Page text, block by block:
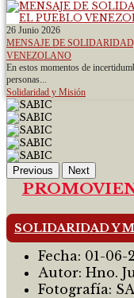
26 Junio 2026
MENSAJE DE
VENEZOLANO
En estos momentos de
personas...
Solidaridad y Misión
Previous Next
SOLIDARIDAD Y
Fecha: 01-06-
Autor: Hno.
Fotografía: